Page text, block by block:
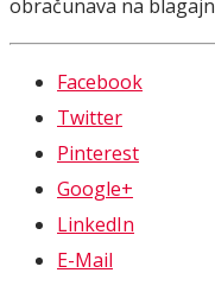
obračunava na
Facebook
Twitter
Pinterest
Google+
LinkedIn
E-Mail